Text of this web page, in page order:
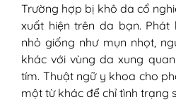
Trường hợp bị khô da cổ
xuất hiện trên da bạn.
nhỏ giống như mụn nhọt,
khác với vùng da xung
tím. Thuật ngữ y khoa cho
một từ khác để chỉ tình trạng